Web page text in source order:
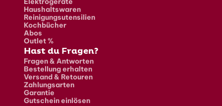
Haushaltswaren
Reinigungsutensilien
Kochbücher
Abos
Outlet %
Hast du Fragen?
Fragen & Antworten
Bestellung erhalten
Versand & Retouren
Zahlungsarten
Garantie
Gutschein einlösen